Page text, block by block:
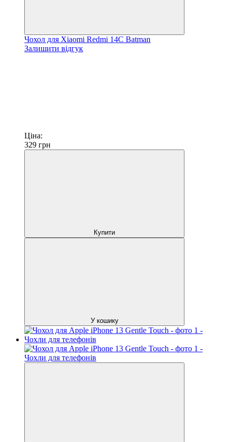
Чохол для Xiaomi Redmi 14C Batman
Залишити відгук
Ціна:
329 грн
Купити
У кошику